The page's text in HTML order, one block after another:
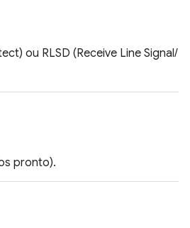
ou RLSD (Receive Line Signal/
pronto).